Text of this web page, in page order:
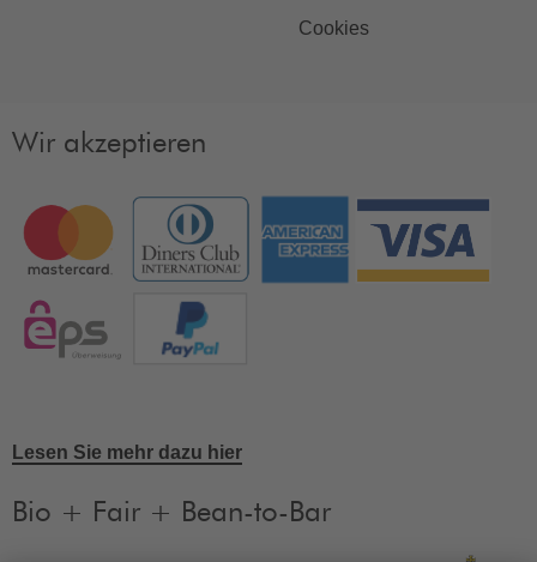
Cookies
Wir akzeptieren
Lesen Sie mehr dazu hier
Bio + Fair + Bean-to-Bar